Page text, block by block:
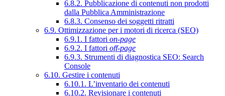
6.8.2. Pubblicazione di contenuti non prodotti
dalla Pubblica Amministrazione
6.8.3. Consenso dei soggetti ritratti
6.9. Ottimizzazione per i motori di ricerca (SEO)
6.9.1. I fattori on-page
6.9.2. I fattori off-page
6.9.3. Strumenti di diagnostica SEO: Search
Console
6.10. Gestire i contenuti
6.10.1. L’inventario dei contenuti
6.10.2. Revisionare i contenuti